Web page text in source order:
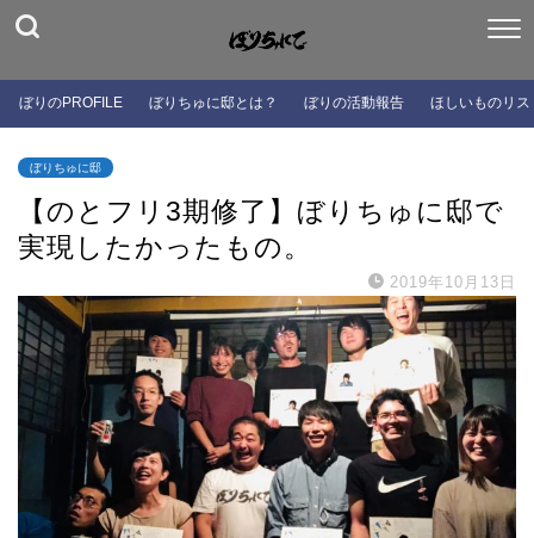
ぼりのPROFILE ぼりちゅに邸とは？ ぼりの活動報告 ほしいものリス
ぼりちゅに邸
【のとフリ3期修了】ぼりちゅに邸で
実現したかったもの。
2019年10月13日